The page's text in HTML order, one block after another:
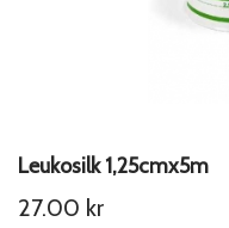
Leukosilk 1,25cmx5m
27.00 kr